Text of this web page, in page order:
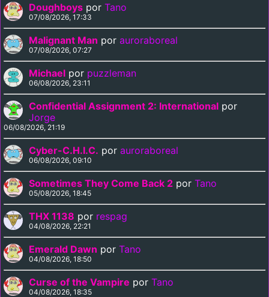
Doughboys por Tano
07/08/2026, 17:33
Malignant Man por auroraboreal
07/08/2026, 07:27
Michael por puzzleman
06/08/2026, 23:11
Confidential Assignment 2: International por
Jorge
06/08/2026, 21:19
Cyber-C.H.I.C. por auroraboreal
06/08/2026, 09:10
Sometimes They Come Back 2 por Tano
05/08/2026, 18:45
THX 1138 por respag
04/08/2026, 22:21
Emerald Dawn por Tano
04/08/2026, 18:50
Curse of the Vampire por Tano
04/08/2026, 18:35